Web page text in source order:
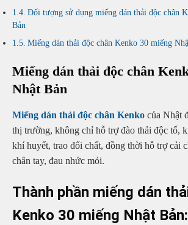
Đối tượng sử dụng miếng dán thải độc chân
Bản
Miếng dán thải độc chân Kenko 30 miếng
Miếng dán thải độc chân
Nhật Bản
Miếng dán thải độc chân Kenko của Nhật
thị trường, không chỉ hỗ trợ đào thải độc tố,
khí huyết, trao đổi chất, đồng thời hỗ trợ cải
chân tay, đau nhức mỏi.
Thành phần miếng dán
Kenko 30 miếng Nhật Bản: